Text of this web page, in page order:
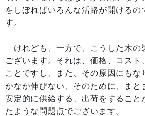
をしぼればいろんな活路が開けるの
す。
けれども、一方で、こうした木の
ございます。それは、価格、コスト
ことですし、また、その原因にもな
かなか伸びない、そのために、まと
安定的に供給する、出荷をすること
たような問題点でございます。